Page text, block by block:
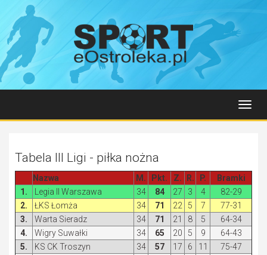
Tabela III Ligi - piłka nożna
Nazwa M. Pkt. Z. R. P.
Bramki
1.
Legia II Warszawa 34 84 27 3 4
82-29
2.
ŁKS Łomża 34 71 22 5 7
77-31
3.
Warta Sieradz 34 71 21 8 5
64-34
4.
Wigry Suwałki 34 65 20 5 9
64-43
5.
KS CK Troszyn 34 57 17 6 11
75-47